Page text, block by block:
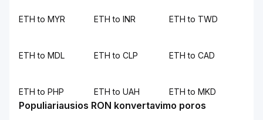
ETH to MYR ETH to INR ETH to TWD
ETH to MDL ETH to CLP ETH to CAD
ETH to PHP ETH to UAH ETH to MKD
Populiariausios RON konvertavimo poros